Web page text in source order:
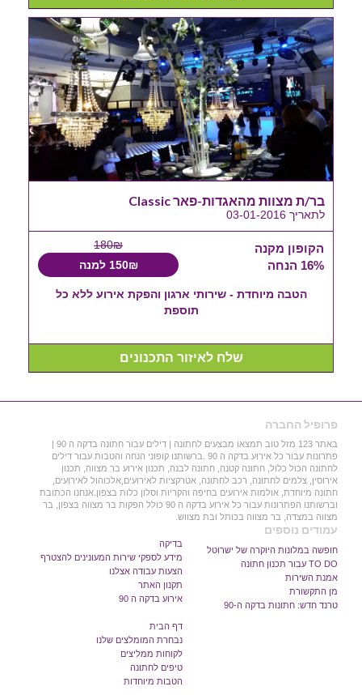
בר/ת מצוות מהאגדות-פאר Classic
לתאריך 03-01-2016
הקופון מקנה
16% הנחה
180₪
150₪ למנה
הטבה מיוחדת - שירותי ארגון והפקת אירוע ללא כל
תוספת
שלח לאיזור התכנונים
פרופיל החברה
באתר 123 מזל טוב תמצאו מבצעים לחתונה | דילים עבור חתונה בדקה ה 90 |
פתרונות עבור כל אירוע בדקה ה 90 .ברשותנו קופוני הנחה והטבות עבור דילים
לחתונה הכול כלול, חתונה קטנה, חתונה לבנה, תכנון אירוע בר מצווה, תכנון
אירוסין, צלמים לחתונה, רכב לחתונה, אטרקציות לאירועים,אלכוהול לאירועים,
חתונה מיוחדת, אולמות אירועים בחיפה והקריות וסלון כלות בצפון.אנחנו הכתובת
וברשותנו הפתרונות עבור כל אירוע בדקה ה 90 כולל הפקות בר מצווה בצפון, בר
מצווה במצדה, בר מצווה בכותל ובת מצווש.
עמודים נוספים
חופשה במלונות היוקרה של ישרוטל
TO DO עבור תכנון חתונה
אמנת השירות
מן התקשורת
טרנד חדש: חתונות בדקה ה-90
בדיקה
מידע לספקי שירות המעונינים להצטרף
הצעות עבודה אצלנו
תקנון האתר
אירוע בדקה ה 90
דף הבית
נבחרת המומלצים שלנו
לקוחות ממליצים
טיפים לחתונה
הטבות מיוחדות